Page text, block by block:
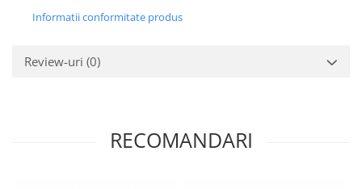
Informatii conformitate produs
Review-uri (0)
RECOMANDARI